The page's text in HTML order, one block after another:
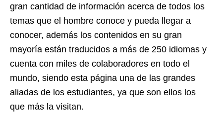
gran cantidad de información acerca de todos los
temas que el hombre conoce y pueda llegar a
conocer, además los contenidos en su gran
mayoría están traducidos a más de 250 idiomas y
cuenta con miles de colaboradores en todo el
mundo, siendo esta página una de las grandes
aliadas de los estudiantes, ya que son ellos los
que más la visitan.